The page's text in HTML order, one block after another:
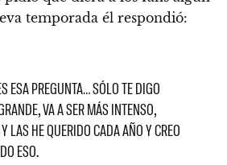
temporada él respondió:
ESA PREGUNTA… SÓLO TE DIGO
VA A SER MÁS INTENSO,
LAS HE QUERIDO CADA AÑO Y CREO
ESO.